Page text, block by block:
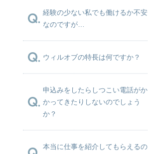
経験の少ない私でも働けるか不安
なのですが…
ウィルオブの特長は何ですか？
申込みをしたらしつこい電話がか
かってきたりしないのでしょう
か？
本当に仕事を紹介してもらえるの